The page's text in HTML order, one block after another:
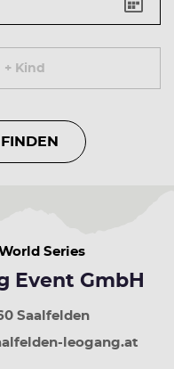
+ Kind
Series
Event GmbH
Saalfelden
leogang.at